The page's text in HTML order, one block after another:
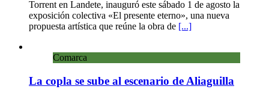
inaugura
la
exposición
en
Torrent en Landete, inauguró este sábado 1 de agosto la
exposición colectiva «El presente eterno», una nueva
propuesta artística que reúne la obra de [...]
Comarca
La copla se sube al escenario de Aliaguilla